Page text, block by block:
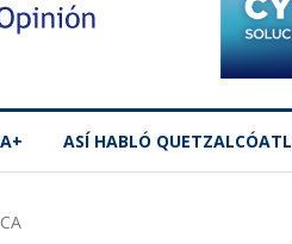
ASÍ­ HABLÓ QUETZALCÓATL